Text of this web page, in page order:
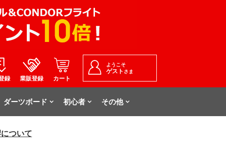
録 業販登録 カート
ようこそ
ゲスト さま
ダーツボード 初心者 その他
ついて